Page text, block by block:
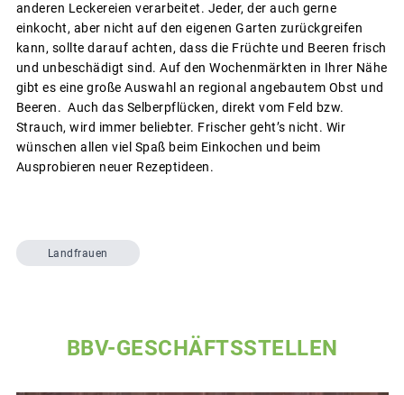
anderen Leckereien verarbeitet. Jeder, der auch gerne
einkocht, aber nicht auf den eigenen Garten zurückgreifen
kann, sollte darauf achten, dass die Früchte und Beeren frisch
und unbeschädigt sind. Auf den Wochenmärkten in Ihrer Nähe
gibt es eine große Auswahl an regional angebautem Obst und
Beeren. Auch das Selberpflücken, direkt vom Feld bzw.
Strauch, wird immer beliebter. Frischer geht’s nicht. Wir
wünschen allen viel Spaß beim Einkochen und beim
Ausprobieren neuer Rezeptideen.
Landfrauen
BBV-GESCHÄFTSSTELLEN